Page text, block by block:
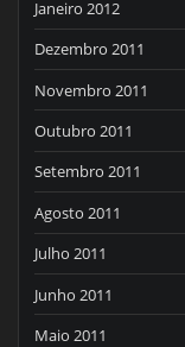
Janeiro 2012
Dezembro 2011
Novembro 2011
Outubro 2011
Setembro 2011
Agosto 2011
Julho 2011
Junho 2011
Maio 2011